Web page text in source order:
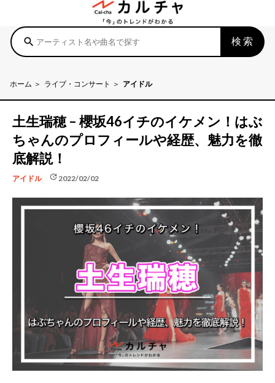
search 検索
ホーム ライブ・コンサート アイドル
土生瑞穂 – 櫻坂46イチのイケメン！はぶ
ちゃんのプロフィールや経歴、魅力を徹
底解説！
アイドル update 2022/02/02